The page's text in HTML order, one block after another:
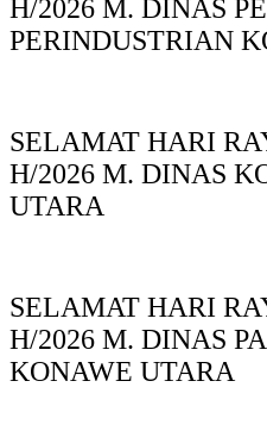
H/2026 M. DINAS
PERINDUSTRIAN
SELAMAT HARI
H/2026 M. DINAS
UTARA
SELAMAT HARI
H/2026 M. DINAS
KONAWE UTARA